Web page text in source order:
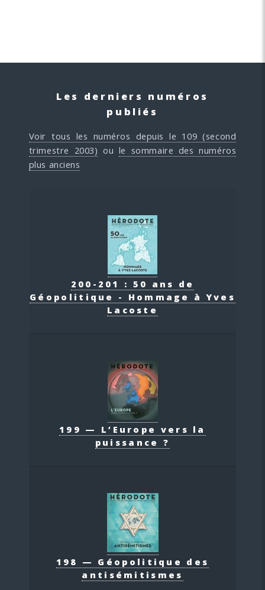
Les derniers numéros
publiés
Voir tous les numéros depuis le 109 (second
trimestre 2003) ou le sommaire des numéros
plus anciens
200-201 : 50 ans de
Géopolitique - Hommage à Yves
Lacoste
199 — L’Europe vers la
puissance ?
198 — Géopolitique des
antisémitismes